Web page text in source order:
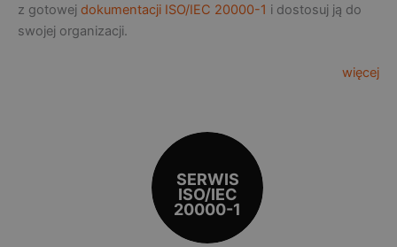
z gotowej dokumentacji ISO/IEC 20000-1 i dostosuj ją do
swojej organizacji.
więcej
SERWIS
ISO/IEC
20000-1